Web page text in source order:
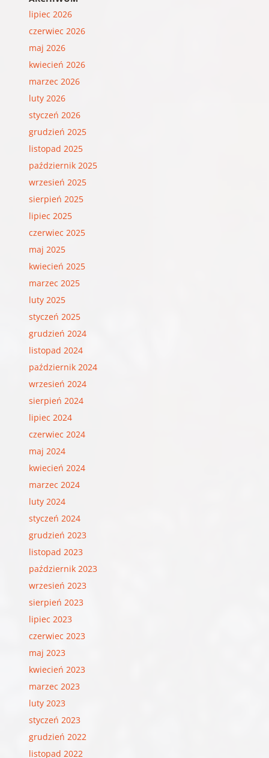
lipiec 2026
czerwiec 2026
maj 2026
kwiecień 2026
marzec 2026
luty 2026
styczeń 2026
grudzień 2025
listopad 2025
październik 2025
wrzesień 2025
sierpień 2025
lipiec 2025
czerwiec 2025
maj 2025
kwiecień 2025
marzec 2025
luty 2025
styczeń 2025
grudzień 2024
listopad 2024
październik 2024
wrzesień 2024
sierpień 2024
lipiec 2024
czerwiec 2024
maj 2024
kwiecień 2024
marzec 2024
luty 2024
styczeń 2024
grudzień 2023
listopad 2023
październik 2023
wrzesień 2023
sierpień 2023
lipiec 2023
czerwiec 2023
maj 2023
kwiecień 2023
marzec 2023
luty 2023
styczeń 2023
grudzień 2022
listopad 2022